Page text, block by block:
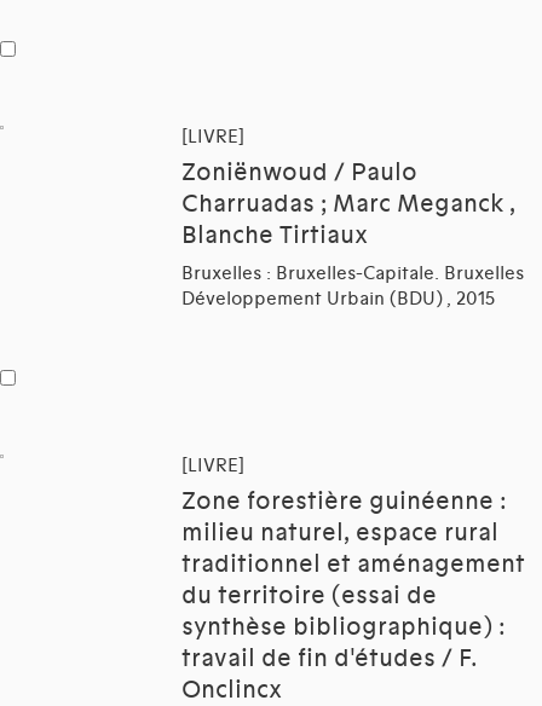
[LIVRE]
Zoniënwoud / Paulo
Charruadas ; Marc Meganck ,
Blanche Tirtiaux
Bruxelles : Bruxelles-Capitale. Bruxelles
Développement Urbain (BDU) , 2015
[LIVRE]
Zone forestière guinéenne :
milieu naturel, espace rural
traditionnel et aménagement
du territoire (essai de
synthèse bibliographique) :
travail de fin d'études / F.
Onclincx